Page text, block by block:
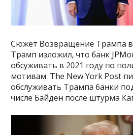
Сюжет Возвращение Трампа
Трамп изложил, что банк
обсуживать в 2021 году по
мотивам. The New York Post
обслуживать Трампа банки
числе Байден после штурма